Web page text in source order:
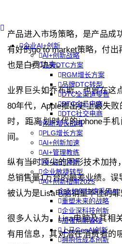
企业AI+创新
AI+创新战略
品牌DTC方案
RGM增长方案
品牌DTC转型
DTC全渠道零售
DTC会员电商
DTC社交电商
创新增长战略
PLG增长方案
AI+创新加速
AI+管理教练
AI+设计冲刺
企业敏捷转型
AI+创新指南2025
企业如何快速采用AI
重塑未来的战略
企业深科技创新
加强创新管控
上马GenAI创新
拥抱低成本创新
产品进入市场策略，是产品成
有好的go to market策略，付出
也是白费功夫。
业界巨头如乔布斯，也曾在这
80年代，Apple推出史上最失败
时，距离划时代的iphone手
间。
纵有当时顶尖的图形技术加持
总销售量1万台的最差业绩。误
被认为是Lisa电脑销量不佳的罪
很多人认为， Lisa电脑及其相
有用信息，其对潜在消费者的